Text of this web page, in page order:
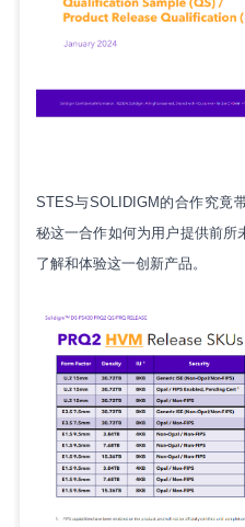
STES与SOLIDIGM的合作究竟
秘这一合作如何为用户提供前
了解和体验这一创新产品。